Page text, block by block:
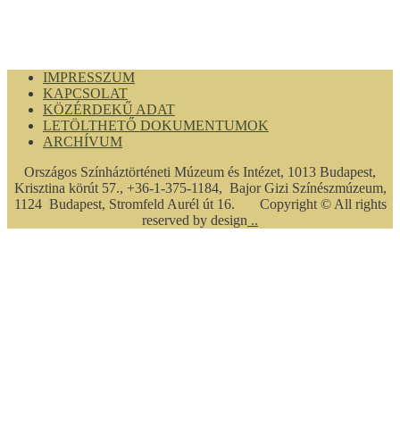
IMPRESSZUM
KAPCSOLAT
KÖZÉRDEKŰ ADAT
LETÖLTHETŐ DOKUMENTUMOK
ARCHÍVUM
Országos Színháztörténeti Múzeum és Intézet, 1013 Budapest,
Krisztina körút 57., +36-1-375-1184, Bajor Gizi Színészmúzeum,
1124 Budapest, Stromfeld Aurél út 16. Copyright © All rights
reserved by design ..